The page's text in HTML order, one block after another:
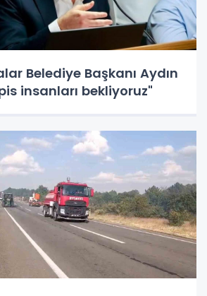
Belediye Başkanı Aydın
insanları bekliyoruz"